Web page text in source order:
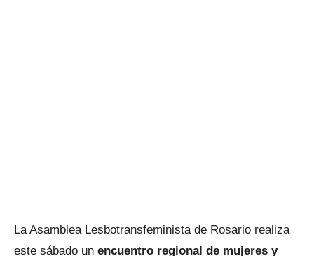
La Asamblea Lesbotransfeminista de Rosario realiza
este sábado un encuentro regional de mujeres y